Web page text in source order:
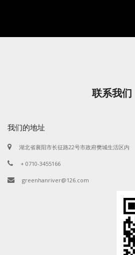
联系我们
我们的地址
湖北省襄阳市长征路22号市政府樊城生活区内
+ 0710-3455166
greenhanriver@126.com